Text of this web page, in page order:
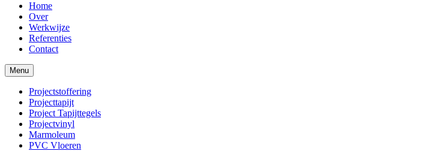
Home
Over
Werkwijze
Referenties
Contact
Menu
Projectstoffering
Projecttapijt
Project Tapijttegels
Projectvinyl
Marmoleum
PVC Vloeren